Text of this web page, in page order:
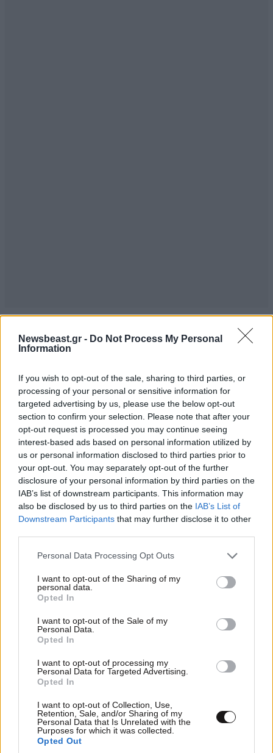
Newsbeast.gr - Do Not Process My Personal
Information
If you wish to opt-out of the sale, sharing to third parties, or
processing of your personal or sensitive information for
targeted advertising by us, please use the below opt-out
section to confirm your selection. Please note that after your
opt-out request is processed you may continue seeing
interest-based ads based on personal information utilized by
us or personal information disclosed to third parties prior to
your opt-out. You may separately opt-out of the further
disclosure of your personal information by third parties on the
IAB’s list of downstream participants. This information may
also be disclosed by us to third parties on the IAB’s List of
Downstream Participants that may further disclose it to other
Please note that this website/app uses one or more Google
not limited to your visit or usage behaviour. You may click to
grant or deny consent to Google and its third-party tags to
use your data for below specified purposes in below Google
consent section.
Personal Data Processing Opt Outs
I want to opt-out of the Sharing of my
personal data.
Opted In
I want to opt-out of the Sale of my
Personal Data.
Opted In
I want to opt-out of processing my
Personal Data for Targeted Advertising.
Opted In
I want to opt-out of Collection, Use,
Retention, Sale, and/or Sharing of my
Personal Data that Is Unrelated with the
Purposes for which it was collected.
Opted Out
Η οργή για Γουόκαπ, το μέλλον του Ιωαννίδη